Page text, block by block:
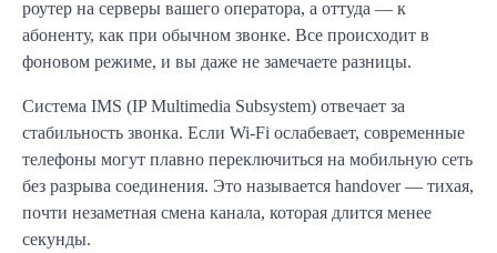
роутер на серверы вашего оператора, а оттуда — к
абоненту, как при обычном звонке. Все происходит в
фоновом режиме, и вы даже не замечаете разницы.
Система IMS (IP Multimedia Subsystem) отвечает за
стабильность звонка. Если Wi-Fi ослабевает, современные
телефоны могут плавно переключиться на мобильную сеть
без разрыва соединения. Это называется handover — тихая,
почти незаметная смена канала, которая длится менее
секунды.